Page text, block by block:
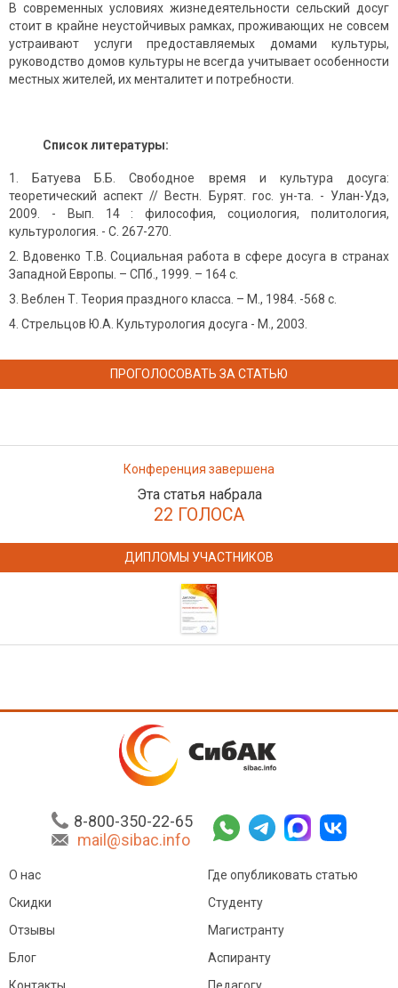
В современных условиях жизнедеятельности сельский досуг
стоит в крайне неустойчивых рамках, проживающих не совсем
устраивают услуги предоставляемых домами культуры,
руководство домов культуры не всегда учитывает особенности
местных жителей, их менталитет и потребности.
Список литературы:
Батуева Б.Б. Свободное время и культура досуга:
теоретический аспект // Вестн. Бурят. гос. ун-та. - Улан-Удэ,
2009. - Вып. 14 : философия, социология, политология,
культурология. - С. 267-270.
Вдовенко Т.В. Социальная работа в сфере досуга в странах
Западной Европы. – СПб., 1999. – 164 с.
Веблен Т. Теория праздного класса. – М., 1984. -568 с.
Стрельцов Ю.А. Культурология досуга - М., 2003.
ПРОГОЛОСОВАТЬ ЗА СТАТЬЮ
Конференция завершена
Эта статья набрала
22 ГОЛОСА
ДИПЛОМЫ УЧАСТНИКОВ
8-800-350-22-65
mail@sibac.info
О нас
Скидки
Отзывы
Блог
Где опубликовать статью
Студенту
Магистранту
Аспиранту